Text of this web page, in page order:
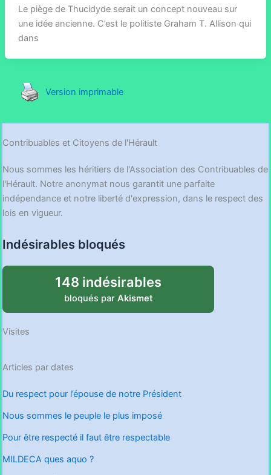
Le piège de Thucidyde serait un concept nouveau sur
une idée ancienne. C’est le politiste Graham T. Allison qui
dans
Version imprimable
Contribuables et Citoyens de l'Hérault
Nous sommes les héritiers de l'Association des Contribuables de
l'Hérault. Notre anonymat nous garantit une parfaite
indépendance et notre liberté d'expression, dans le respect des
lois en vigueur.
Indésirables bloqués
148 indésirables
bloqués par Akismet
Visites
Articles par dates
Du respect pour l’épouse de notre Président
Nous sommes le peuple le plus imposé
Pour être respecté il faut être respectable
MILDECA ques aquo ?